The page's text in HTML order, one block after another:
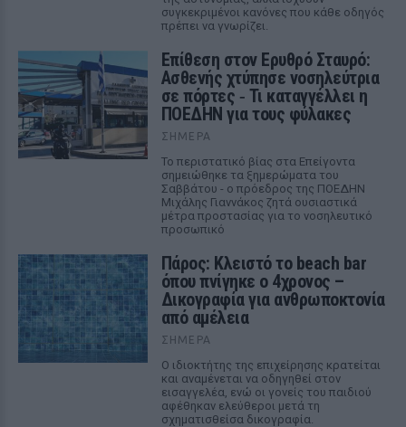
συγκεκριμένοι κανόνες που κάθε οδηγός
πρέπει να γνωρίζει.
Επίθεση στον Ερυθρό Σταυρό:
Ασθενής χτύπησε νοσηλεύτρια
σε πόρτες ‑ Τι καταγγέλλει η
ΠΟΕΔΗΝ για τους φύλακες
ΣΉΜΕΡΑ
Το περιστατικό βίας στα Επείγοντα
σημειώθηκε τα ξημερώματα του
Σαββάτου - ο πρόεδρος της ΠΟΕΔΗΝ
Μιχάλης Γιαννάκος ζητά ουσιαστικά
μέτρα προστασίας για το νοσηλευτικό
προσωπικό
Πάρος: Κλειστό το beach bar
όπου πνίγηκε ο 4χρονος –
Δικογραφία για ανθρωποκτονία
από αμέλεια
ΣΉΜΕΡΑ
Ο ιδιοκτήτης της επιχείρησης κρατείται
και αναμένεται να οδηγηθεί στον
εισαγγελέα, ενώ οι γονείς του παιδιού
αφέθηκαν ελεύθεροι μετά τη
σχηματισθείσα δικογραφία.